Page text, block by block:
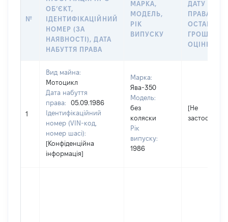
№
ОБʼЄКТ,
ІДЕНТИФІКАЦІЙНИЙ
НОМЕР (ЗА
НАЯВНОСТІ), ДАТА
НАБУТТЯ ПРАВА
МАРКА,
МОДЕЛЬ,
РІК
ВИПУСКУ
ДАТУ
ПРАВА
ОЦІНКОЮ,
1
Вид майна:
Мотоцикл
Дата набуття
права:
05.09.1986
Ідентифікаційний
номер (VIN-код,
номер шасі):
[Конфіденційна
інформація]
Марка:
Ява-350
Модель:
без
коляски
Рік
випуску:
1986
[Не